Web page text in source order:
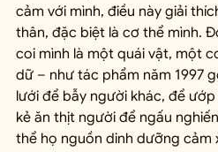
cảm với mình, điều này giải
thân, đặc biệt là cơ thể mình.
coi mình là một quái vật, một
dữ – như tác phẩm năm 1997
lưới để bẫy người khác, để
kẻ ăn thịt người để ngấu
thể họ nguồn dinh dưỡng cảm